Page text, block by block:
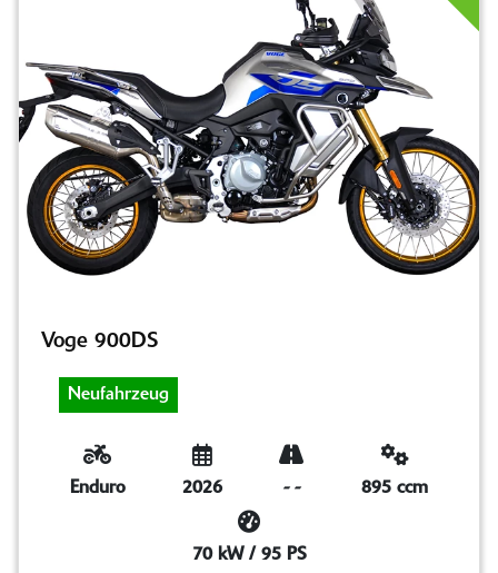
Voge 900DS
Neufahrzeug
Enduro 2026 - - 895 ccm
70 kW / 95 PS